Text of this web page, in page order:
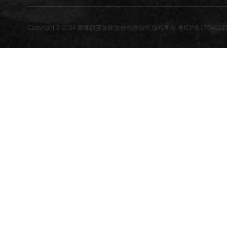
Copyright © 2024 蒙娜丽莎集团股份有限公司 版权所有 粤ICP备